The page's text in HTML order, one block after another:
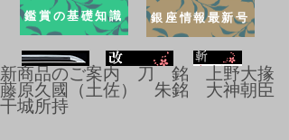
鑑賞の基礎知識 銀座情報最新号
新商品のご案内 刀 銘 上野大掾
藤原久國（土佐） 朱銘 大神朝臣
干城所持